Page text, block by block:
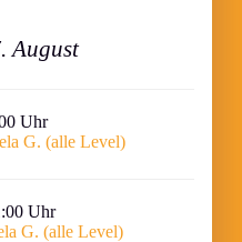
August
Uhr
G. (alle Level)
Uhr
G. (alle Level)